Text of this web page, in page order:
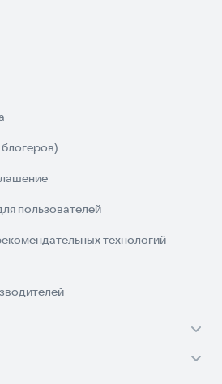
пользователей
технологий